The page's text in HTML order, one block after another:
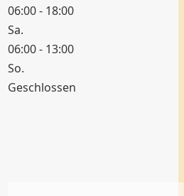
06:00 - 18:00
Sa.
06:00 - 13:00
So.
Geschlossen